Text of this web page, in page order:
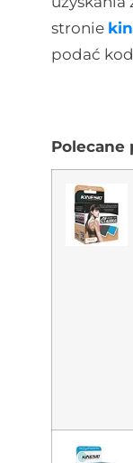
stronie
podać
Polecane